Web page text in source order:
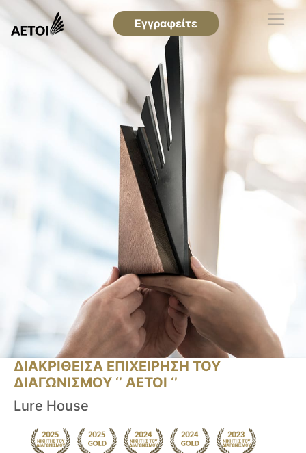
Εγγραφείτε
ΔΙΑΚΡΙΘΕΙΣΑ ΕΠΙΧΕΙΡΗΣΗ ΤΟΥ
ΔΙΑΓΩΝΙΣΜΟΥ ‘’ ΑΕΤΟΙ ‘’
Lure House